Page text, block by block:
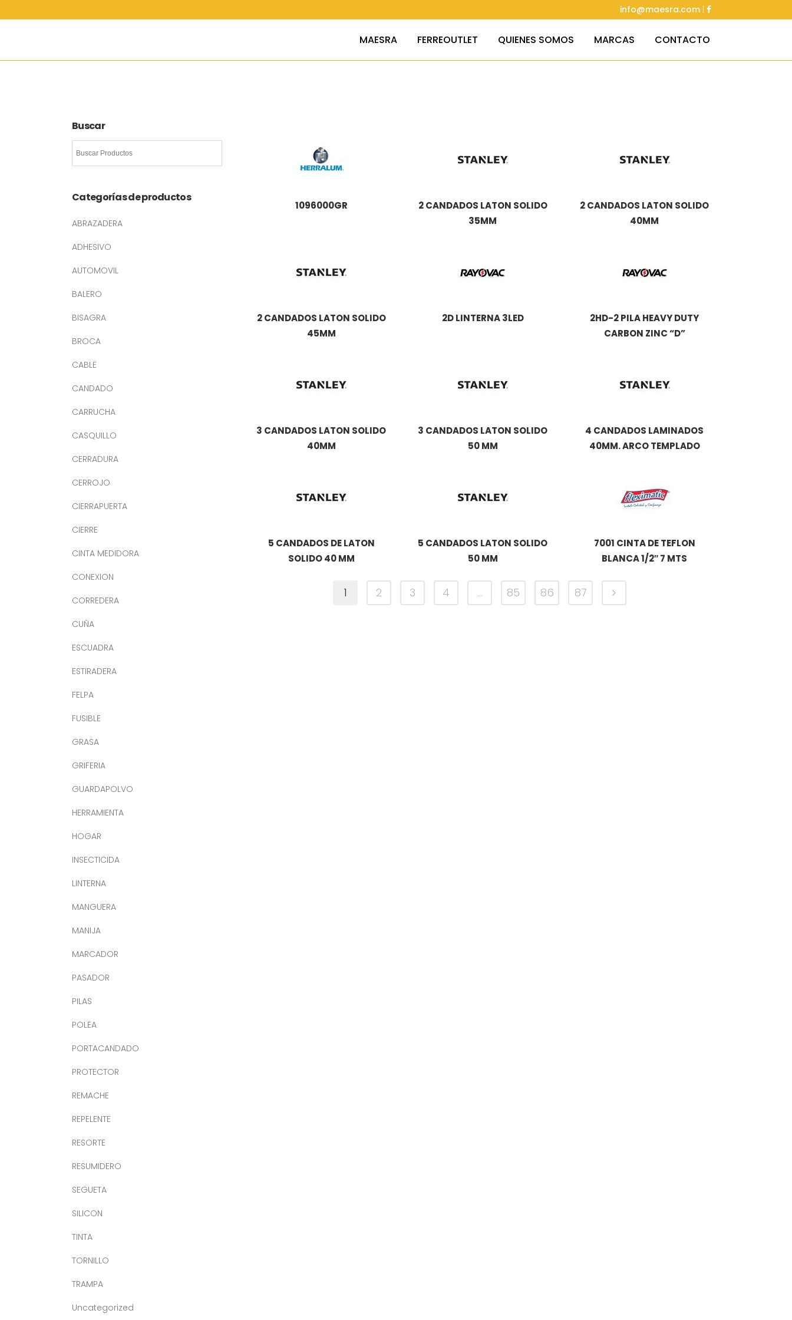
info@maesra.com
MAESRA FERREOUTLET QUIENES SOMOS MARCAS CONTACTO
Buscar
Categorías de productos
ABRAZADERA
ADHESIVO
AUTOMOVIL
BALERO
BISAGRA
BROCA
CABLE
CANDADO
CARRUCHA
CASQUILLO
CERRADURA
CERROJO
CIERRAPUERTA
CIERRE
CINTA MEDIDORA
CONEXION
CORREDERA
CUÑA
ESCUADRA
ESTIRADERA
FELPA
FUSIBLE
GRASA
GRIFERIA
GUARDAPOLVO
HERRAMIENTA
HOGAR
INSECTICIDA
LINTERNA
MANGUERA
MANIJA
MARCADOR
PASADOR
PILAS
POLEA
PORTACANDADO
PROTECTOR
REMACHE
REPELENTE
RESORTE
RESUMIDERO
SEGUETA
SILICON
TINTA
TORNILLO
TRAMPA
Uncategorized
1096000GR
2 CANDADOS LATON SOLIDO
35MM
2 CANDADOS LATON SOLIDO
40MM
2 CANDADOS LATON SOLIDO
45MM
2D LINTERNA 3LED
2HD-2 PILA HEAVY DUTY
CARBON ZINC “D”
3 CANDADOS LATON SOLIDO
40MM
3 CANDADOS LATON SOLIDO
50 MM
4 CANDADOS LAMINADOS
40MM. ARCO TEMPLADO
5 CANDADOS DE LATON
SOLIDO 40 MM
5 CANDADOS LATON SOLIDO
50 MM
7001 CINTA DE TEFLON
BLANCA 1/2″ 7 MTS
1 2 3 4 … 85 86 87